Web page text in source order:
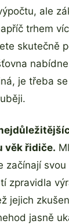
ale
trhem
skutečně
je třeba
věk řidiče.
začínají
zpravidla
jejich
jasně